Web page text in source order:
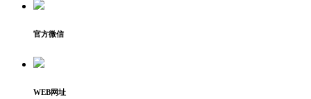
官方微信
WEB网址